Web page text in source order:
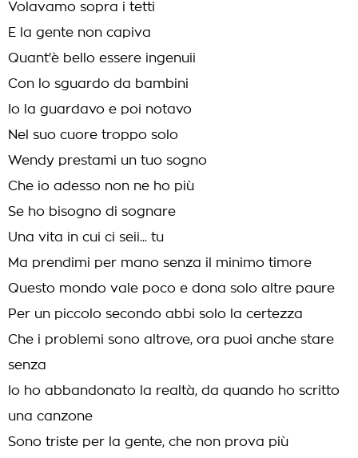
Volavamo sopra i tetti
E la gente non capiva
Quant'è bello essere ingenuii
Con lo sguardo da bambini
Io la guardavo e poi notavo
Nel suo cuore troppo solo
Wendy prestami un tuo sogno
Che io adesso non ne ho più
Se ho bisogno di sognare
Una vita in cui ci seii... tu
Ma prendimi per mano senza il minimo timore
Questo mondo vale poco e dona solo altre paure
Per un piccolo secondo abbi solo la certezza
Che i problemi sono altrove, ora puoi anche stare
senza
Io ho abbandonato la realtà, da quando ho scritto
una canzone
Sono triste per la gente, che non prova più